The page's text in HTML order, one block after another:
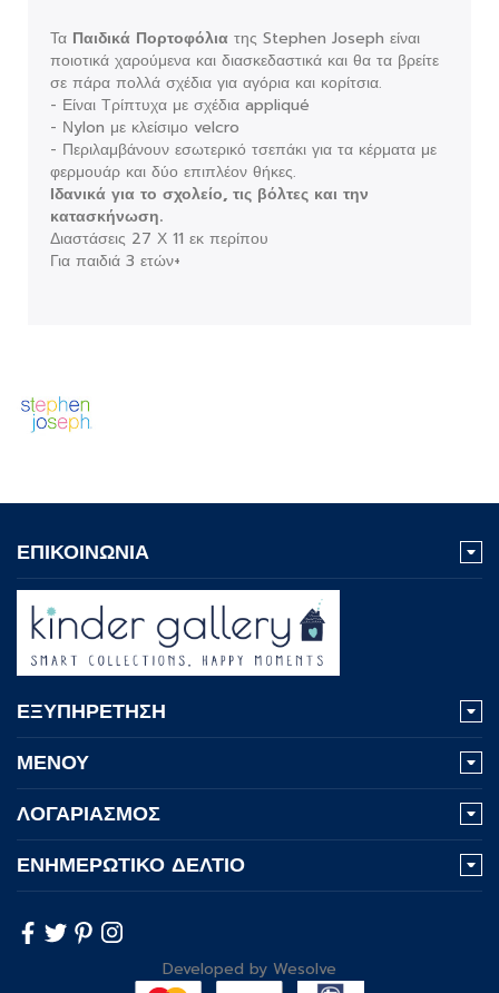
Τα Παιδικά Πορτοφόλια της Stephen Joseph είναι
ποιοτικά χαρούμενα και διασκεδαστικά και θα τα βρείτε
σε πάρα πολλά σχέδια για αγόρια και κορίτσια.
- Είναι Τρίπτυχα με σχέδια appliqué
- Νylon με κλείσιμο velcro
- Περιλαμβάνουν εσωτερικό τσεπάκι για τα κέρματα με
φερμουάρ και δύο επιπλέον θήκες.
Ιδανικά για το σχολείο, τις βόλτες και την
κατασκήνωση.
Διαστάσεις 27 Χ 11 εκ περίπου
Για παιδιά 3 ετών+
ΕΠΙΚΟΙΝΩΝΙΑ
ΕΞΥΠΗΡΕΤΗΣΗ
ΜΕΝΟΥ
ΛΟΓΑΡΙΑΣΜΟΣ
ΕΝΗΜΕΡΩΤΙΚΟ ΔΕΛΤΙΟ
Developed by Wesolve